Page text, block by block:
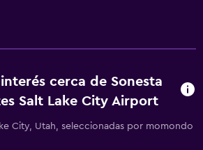
cerca de Sonesta
Salt Lake City Airport
City, Utah, seleccionadas por momondo